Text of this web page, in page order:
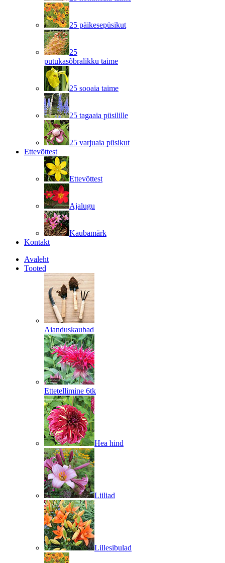
25 päikesepüsikut
25
putukasõbralikku taime
25 sooaia taime
25 tagaaia püsilille
25 varjuaia püsikut
Ettevõttest
Ettevõttest
Ajalugu
Kaubamärk
Kontakt
Avaleht
Tooted
Aianduskaubad
Ettetellimine 6tk
Hea hind
Liiliad
Lillesibulad